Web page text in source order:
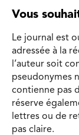
Vous
Le journal est
adressée à la
l’auteur soit
pseudonymes
contienne pas
réserve
lettres ou de
pas claire.